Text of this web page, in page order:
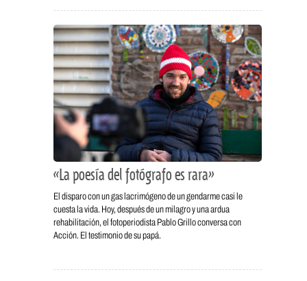
«La poesía del fotógrafo es rara»
El disparo con un gas lacrimógeno de un gendarme casi le
cuesta la vida. Hoy, después de un milagro y una ardua
rehabilitación, el fotoperiodista Pablo Grillo conversa con
Acción. El testimonio de su papá.